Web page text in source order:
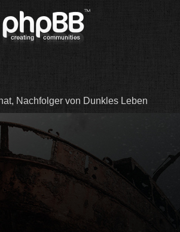
Nachfolger von Dunkles Leben